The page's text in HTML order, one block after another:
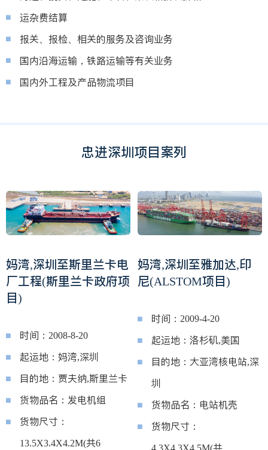
运杂费结算
报关、报检、相关的服务及咨询业务
国内沿海运输，铁路运输等有关业务
国内外工程及产品物流项目
忠进深圳项目案列
妈湾,深圳至斯里兰卡电
厂工程(斯里兰卡政府项
目)
时间：2008-8-20
起运地：妈湾,深圳
目的地：贾夫纳,斯里兰卡
货物品名：发电机组
货物尺寸：
13.5X3.4X4.2M(共6
妈湾,深圳至雅加达,印
尼(ALSTOM项目)
时间：2009-4-20
起运地：洛杉矶,美国
目的地：大亚湾核电站,深
圳
货物品名：电站机壳
货物尺寸：